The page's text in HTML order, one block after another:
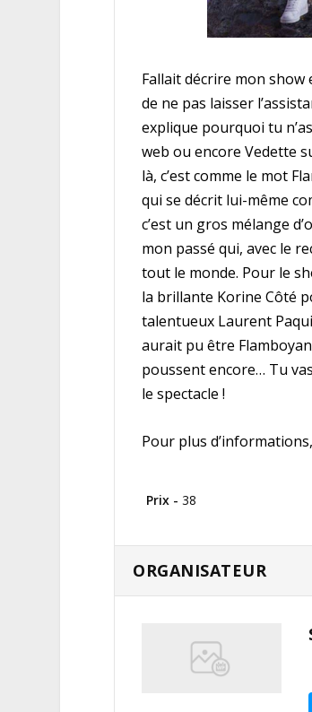
Fallait décrire mon show
de ne pas laisser
explique pourquoi tu
web ou encore Vedette
là, c’est comme le mot
qui se décrit lui-même
c’est un gros mélange
mon passé qui, avec le
tout le monde. Pour le
la brillante Korine Côté
talentueux Laurent
aurait pu être
poussent encore… Tu
le spectacle !
Pour plus d’informations,
Prix - 38
ORGANISATEUR